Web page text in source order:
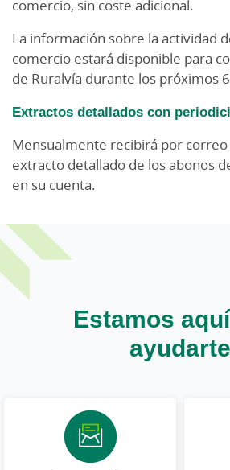
comercio, sin coste adicional.
La información sobre la actividad
comercio estará disponible para
de Ruralvía durante los próximos
Extractos detallados con
Mensualmente recibirá por
extracto detallado de los abonos
en su cuenta.
Estamos
ayudarte